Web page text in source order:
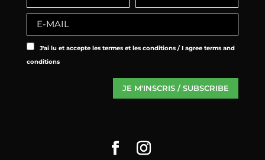
J'ai lu et accepte les termes et les conditions / I agree terms and
conditions